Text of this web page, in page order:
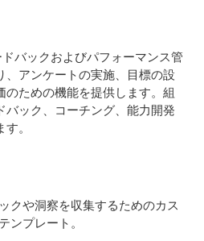
バックおよびパフォーマンス管
、アンケートの実施、目標の設
のための機能を提供します。組
バック、コーチング、能力開発
。
クや洞察を収集するためのカス
ンプレート。